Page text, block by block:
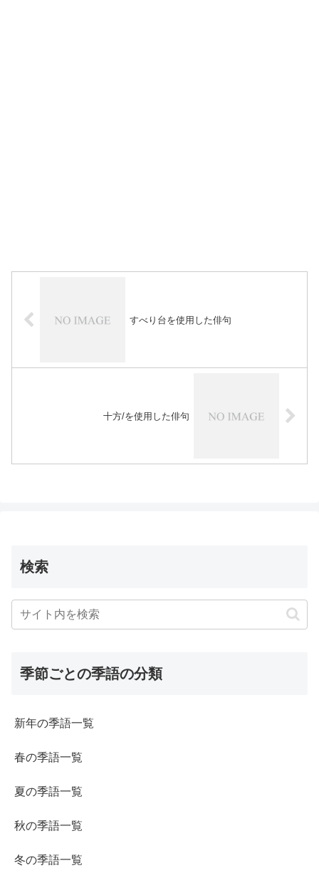
すべり台を使用した俳句
十方/を使用した俳句
検索
季節ごとの季語の分類
新年の季語一覧
春の季語一覧
夏の季語一覧
秋の季語一覧
冬の季語一覧